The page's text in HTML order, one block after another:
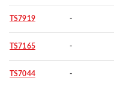
TS7919 -
TS7165 -
TS7044 -